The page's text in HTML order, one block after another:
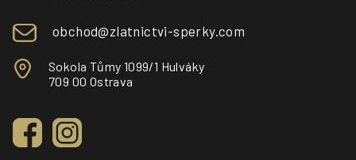
obchod@zlatnictvi-sperky.com
Sokola Tůmy 1099/1 Hulváky
709 00 Ostrava